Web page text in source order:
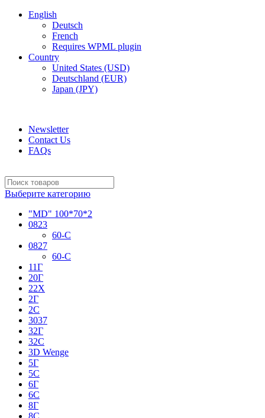
English
Deutsch
French
Requires WPML plugin
Country
United States (USD)
Deutschland (EUR)
Japan (JPY)
Newsletter
Contact Us
FAQs
Выберите категорию
"MD" 100*70*2
0823
60-C
0827
60-C
11Г
20Г
22Х
2Г
2С
3037
32Г
32С
3D Wenge
5Г
5С
6Г
6С
8Г
8С